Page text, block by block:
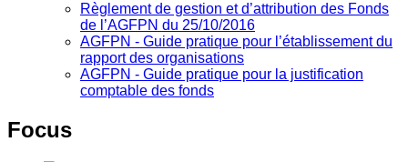
Règlement de gestion et d’attribution des Fonds
de l’AGFPN du 25/10/2016
AGFPN ‐ Guide pratique pour l’établissement du
rapport des organisations
AGFPN ‐ Guide pratique pour la justification
comptable des fonds
Focus